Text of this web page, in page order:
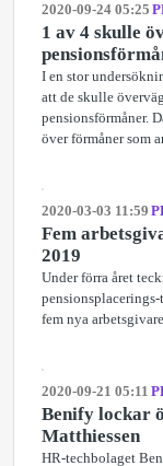
2020-09-24 05:25
1 av 4 skulle
I en stor
att de skulle
pensionsförmåner.
över förmåner som
2020-03-03 11:59
Fem
2019
Under förra året
fem nya
2020-09-21 05:11
Benify lockar
Matthiessen
HR-techbolaget